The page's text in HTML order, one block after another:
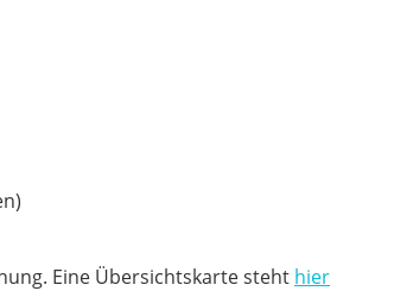
Eine Übersichtskarte steht hier